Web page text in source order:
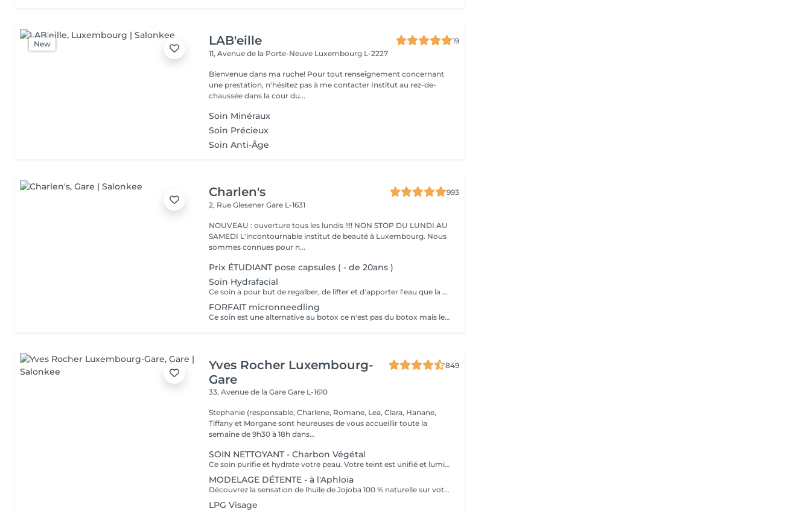
New LAB'eille
19
11, Avenue de la Porte-Neuve Luxembourg L-2227
Bienvenue dans ma ruche! Pour tout renseignement concernant
une prestation, n'hésitez pas à me contacter Institut au rez-de-
chaussée dans la cour du...
Soin Minéraux
Soin Précieux
Soin Anti-Âge
Charlen's
993
2, Rue GlesenerGare L-1631
NOUVEAU : ouverture tous les lundis !!!! NON STOP DU LUNDI AU
SAMEDI L'incontournable institut de beauté à Luxembourg. Nous
sommes connues pour n...
Prix ÉTUDIANT pose capsules ( - de 20ans )
Soin Hydrafacial
Ce soin a pour but de regalber, de lifter et d'apporter l'eau que la peau a besoin ! Chez nous, Ce soin est combiné avec la dermabrasion pour avoir de vrais résultats ! Il dure 1h30 N'hésitez pas à nous demander conseil à l'institut nous sommes à votre disposition :)
FORFAIT micronneedling
Ce soin est une alternative au botox ce n'est pas du botox mais les résultats sont incroyable votre peau est véritablement lissée ! un substrat de la toxine botulique. Agissant sur la contraction des muscles du visage, c'est une alternative connue au BOTOX
Yves Rocher Luxembourg-
Gare
849
33, Avenue de la GareGare L-1610
Stephanie (responsable, Charlene, Romane, Lea, Clara, Hanane,
Tiffany et Morgane sont heureuses de vous accueillir toute la
semaine de 9h30 à 18h dans...
SOIN NETTOYANT - Charbon Végétal
Ce soin purifie et hydrate votre peau. Votre teint est unifié et lumineux, grâce à l' alliance du Charbon Végétal et de l'édulis
MODELAGE DÉTENTE - à l'Aphloïa
Découvrez la sensation de lhuile de Jojoba 100 % naturelle sur votre peau. Nourrie, votre peau retrouve tout son confort. Libéré de ses tensions grâce aux mains habiles de notre esthéticienne, votre visage est détendu. Bénéfices : Nourrie, votre peau retrouve tout son confort.
LPG Visage